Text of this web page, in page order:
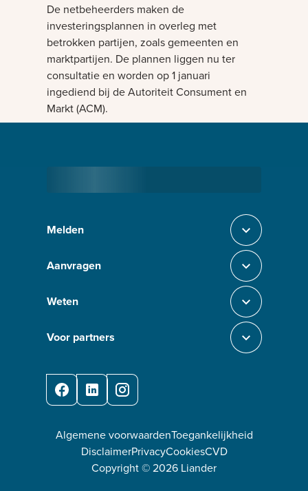
De netbeheerders maken de
investeringsplannen in overleg met
betrokken partijen, zoals gemeenten en
marktpartijen. De plannen liggen nu ter
consultatie en worden op 1 januari
ingediend bij de Autoriteit Consument en
Markt (ACM).
Melden Sluit section-0
Aanvragen Sluit section-1
Weten Sluit section-2
Voor partners Sluit section-3
FacebookLinkedInInstagram
Algemene voorwaardenToegankelijkheid
DisclaimerPrivacyCookiesCVD
Copyright ©2026 Liander